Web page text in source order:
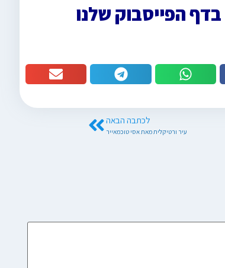
בדף הפייסבוק שלנו
לכתבה הבאה
עיר ורטיקלית מאת אסי טוכמאייר